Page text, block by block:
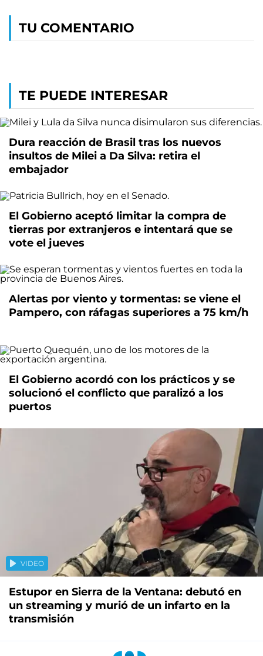
TU COMENTARIO
TE PUEDE INTERESAR
Dura reacción de Brasil tras los nuevos
insultos de Milei a Da Silva: retira el
embajador
El Gobierno aceptó limitar la compra de
tierras por extranjeros e intentará que se
vote el jueves
Alertas por viento y tormentas: se viene el
Pampero, con ráfagas superiores a 75 km/h
El Gobierno acordó con los prácticos y se
solucionó el conflicto que paralizó a los
puertos
VIDEO
Estupor en Sierra de la Ventana: debutó en
un streaming y murió de un infarto en la
transmisión